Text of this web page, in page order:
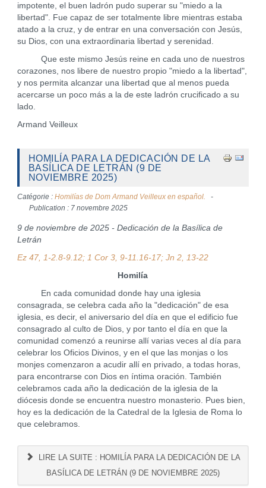
impotente, el buen ladrón pudo superar su "miedo a la
libertad". Fue capaz de ser totalmente libre mientras estaba
atado a la cruz, y de entrar en una conversación con Jesús,
su Dios, con una extraordinaria libertad y serenidad.
Que este mismo Jesús reine en cada uno de nuestros
corazones, nos libere de nuestro propio "miedo a la libertad",
y nos permita alcanzar una libertad que al menos pueda
acercarse un poco más a la de este ladrón crucificado a su
lado.
Armand Veilleux
HOMILÍA PARA LA DEDICACIÓN DE LA
BASÍLICA DE LETRÁN (9 DE
NOVIEMBRE 2025)
Catégorie : Homilías de Dom Armand Veilleux en español.
Publication : 7 novembre 2025
9 de noviembre de 2025 - Dedicación de la Basílica de
Letrán
Ez 47, 1-2.8-9.12; 1 Cor 3, 9-11.16-17; Jn 2, 13-22
Homilía
En cada comunidad donde hay una iglesia
consagrada, se celebra cada año la "dedicación" de esa
iglesia, es decir, el aniversario del día en que el edificio fue
consagrado al culto de Dios, y por tanto el día en que la
comunidad comenzó a reunirse allí varias veces al día para
celebrar los Oficios Divinos, y en el que las monjas o los
monjes comenzaron a acudir allí en privado, a todas horas,
para encontrarse con Dios en íntima oración. También
celebramos cada año la dedicación de la iglesia de la
diócesis donde se encuentra nuestro monasterio. Pues bien,
hoy es la dedicación de la Catedral de la Iglesia de Roma lo
que celebramos.
LIRE LA SUITE : HOMILÍA PARA LA DEDICACIÓN DE LA
BASÍLICA DE LETRÁN (9 DE NOVIEMBRE 2025)